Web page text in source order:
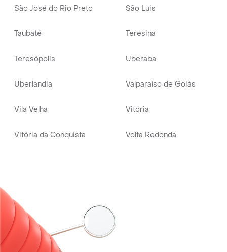
São José do Rio Preto São Luis
Taubaté Teresina
Teresópolis Uberaba
Uberlandia Valparaíso de Goiás
Vila Velha Vitória
Vitória da Conquista Volta Redonda